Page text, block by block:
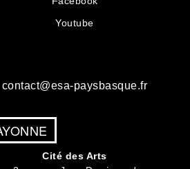
Youtube
contact@esa-paysbasque.fr
Cité des Arts